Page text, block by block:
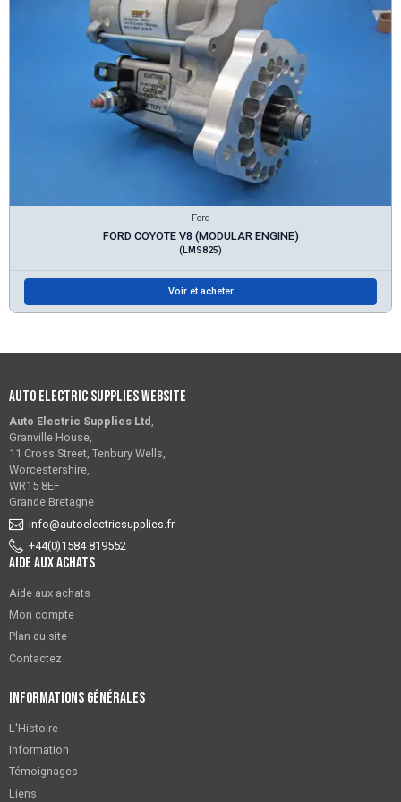
Ford
FORD COYOTE V8 (MODULAR ENGINE)
(LMS825)
Voir et acheter
Auto Electric Supplies Website
Auto Electric Supplies Ltd ,
Granville House,
11 Cross Street, Tenbury Wells,
Worcestershire,
WR15 8EF
Grande Bretagne
info@autoelectricsupplies.fr
+44(0)1584 819552
Aide aux achats
Aide aux achats
Mon compte
Plan du site
Contactez
Informations générales
L'Histoire
Information
Témoignages
Liens